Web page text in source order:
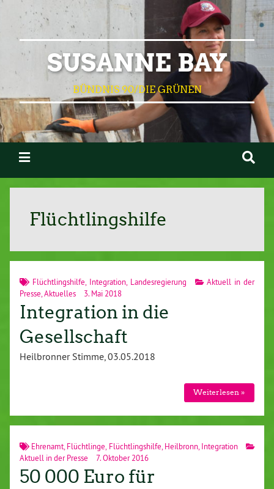
SUSANNE BAY
BÜNDNIS 90/DIE GRÜNEN
Flüchtlingshilfe
Flüchtlingshilfe, Integration, Landesregierung
Aktuell in der
Presse,Aktuelles 3. Mai 2018
Integration in die
Gesellschaft
Heilbronner Stimme, 03.05.2018
Weiterlesen »
Ehrenamt Flüchtlinge Flüchtlingshilfe Heilbronn, Integration
Aktuell in der Presse
7. Oktober 2016
50 000 Euro für